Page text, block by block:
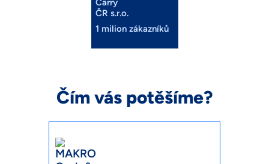
1 milion zákazníků
Čím vás potěšíme?